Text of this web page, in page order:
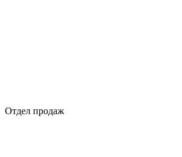
Отдел продаж